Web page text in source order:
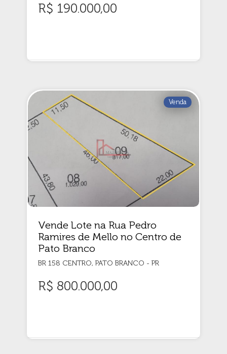
R$ 190.000,00
Venda
Vende Lote na Rua Pedro
Ramires de Mello no Centro de
Pato Branco
BR 158 CENTRO, PATO BRANCO - PR
R$ 800.000,00